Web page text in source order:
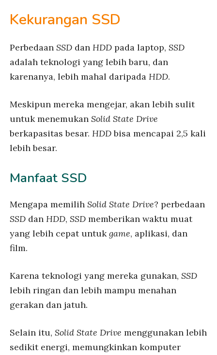
Kekurangan SSD
Perbedaan SSD dan HDD pada laptop, SSD
adalah teknologi yang lebih baru, dan
karenanya, lebih mahal daripada HDD.
Meskipun mereka mengejar, akan lebih sulit
untuk menemukan Solid State Drive
berkapasitas besar. HDDbisa mencapai 2,5 kali
lebih besar.
Manfaat SSD
Mengapa memilih Solid State Drive? perbedaan
SSD dan HDD, SSD memberikan waktu muat
yang lebih cepat untukgame, aplikasi, dan
film.
Karena teknologi yang mereka gunakan, SSD
lebih ringan dan lebih mampu menahan
gerakan dan jatuh.
Selain itu, Solid State Drive menggunakan lebih
sedikit energi, memungkinkan komputer